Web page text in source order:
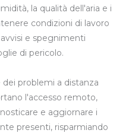
la qualità dell'aria e i
condizioni di lavoro
e spegnimenti
di pericolo.
problemi a distanza
l'accesso remoto,
e aggiornare i
presenti, risparmiando